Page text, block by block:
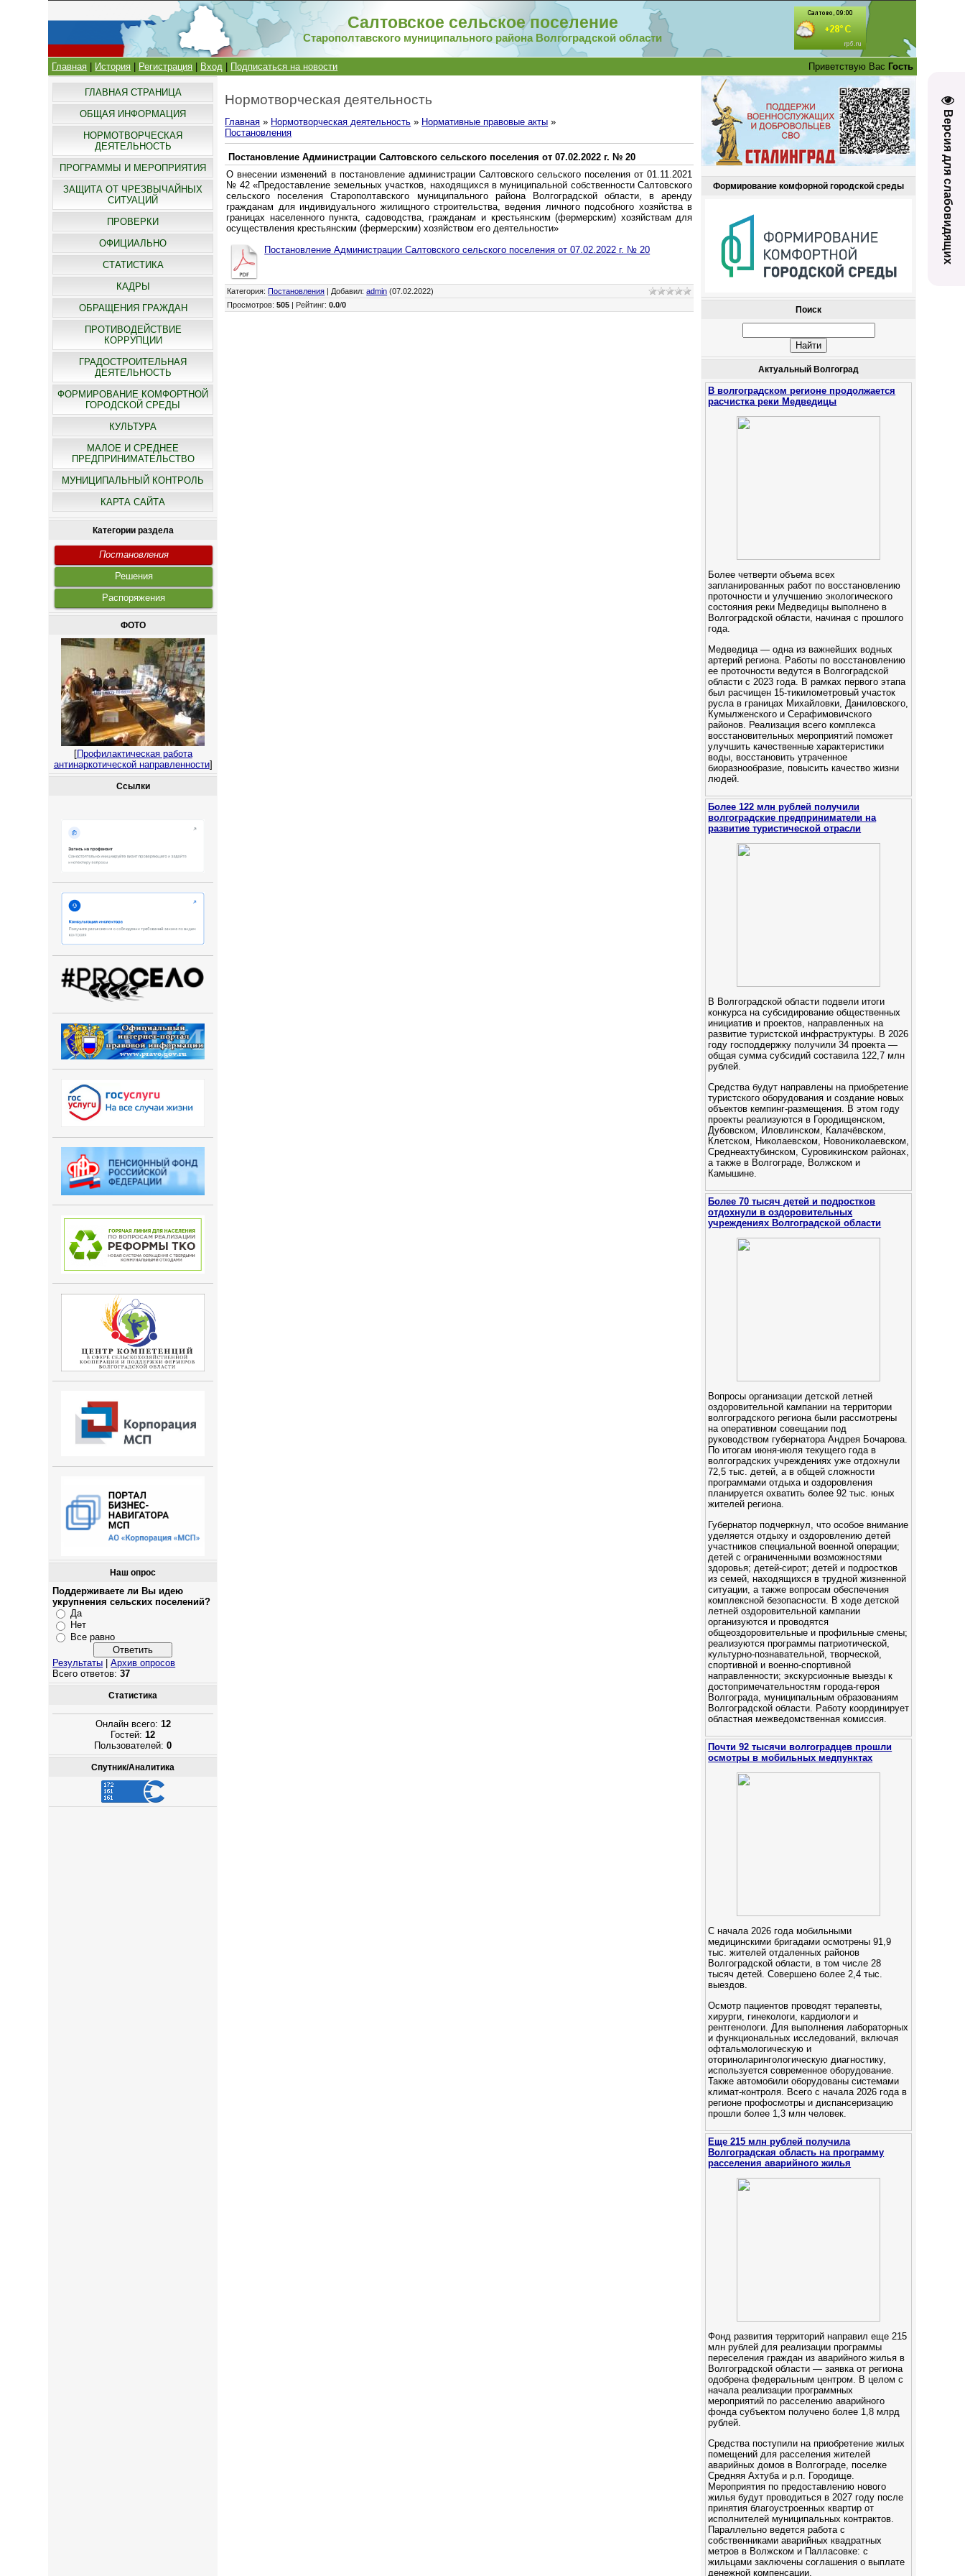
Версия для слабовидящих
Салтовское сельское поселение
Старополтавского муниципального района Волгоградской области
Главная История Регистрация Вход Подписаться на новости Приветствую Вас Гость
ГЛАВНАЯ СТРАНИЦА
ОБЩАЯ ИНФОРМАЦИЯ
НОРМОТВОРЧЕСКАЯ
ДЕЯТЕЛЬНОСТЬ
ПРОГРАММЫ И МЕРОПРИЯТИЯ
ЗАЩИТА ОТ ЧРЕЗВЫЧАЙНЫХ
СИТУАЦИЙ
ПРОВЕРКИ
ОФИЦИАЛЬНО
СТАТИСТИКА
КАДРЫ
ОБРАЩЕНИЯ ГРАЖДАН
ПРОТИВОДЕЙСТВИЕ
КОРРУПЦИИ
ГРАДОСТРОИТЕЛЬНАЯ
ДЕЯТЕЛЬНОСТЬ
ФОРМИРОВАНИЕ КОМФОРТНОЙ
ГОРОДСКОЙ СРЕДЫ
КУЛЬТУРА
МАЛОЕ И СРЕДНЕЕ
ПРЕДПРИНИМАТЕЛЬСТВО
МУНИЦИПАЛЬНЫЙ КОНТРОЛЬ
КАРТА САЙТА
Категории раздела
Постановления
Решения
Распоряжения
ФОТО
[Профилактическая работа
антинаркотической направленности]
Ссылки
Наш опрос
Поддерживаете ли Вы идею
укрупнения сельских поселений?
Да
Нет
Все равно
Результаты |Архив опросов
Всего ответов:37
Статистика
Онлайн всего: 12
Гостей:12
Пользователей:0
Спутник/Аналитика
Нормотворческая деятельность
Главная » Нормотворческая деятельность » Нормативные правовые акты »
Постановления
Постановление Администрации Салтовского сельского поселения от 07.02.2022 г. № 20
О внесении изменений в постановление администрации Салтовского сельского поселения от 01.11.2021
№ 42 «Предоставление земельных участков, находящихся в муниципальной собственности Салтовского
сельского поселения Старополтавского муниципального района Волгоградской области, в аренду
гражданам для индивидуального жилищного строительства, ведения личного подсобного хозяйства в
границах населенного пункта, садоводства, гражданам и крестьянским (фермерским) хозяйствам для
осуществления крестьянским (фермерским) хозяйством его деятельности»
Постановление Администрации Салтовского сельского поселения от 07.02.2022 г. № 20
Категория: Постановления Добавил:admin (07.02.2022)
Просмотров:505 Рейтинг:0.0/0
Формирование комфорной городской среды
Поиск
Актуальный Волгоград
В волгоградском регионе продолжается
расчистка реки Медведицы
Более четверти объема всех
запланированных работ по восстановлению
проточности и улучшению экологического
состояния реки Медведицы выполнено в
Волгоградской области, начиная с прошлого
года.
Медведица — одна из важнейших водных
артерий региона. Работы по восстановлению
ее проточности ведутся в Волгоградской
области с 2023 года. В рамках первого этапа
был расчищен 15-тикилометровый участок
русла в границах Михайловки, Даниловского,
Кумылженского и Серафимовичского
районов. Реализация всего комплекса
восстановительных мероприятий поможет
улучшить качественные характеристики
воды, восстановить утраченное
биоразнообразие, повысить качество жизни
людей.
Более 122 млн рублей получили
волгоградские предприниматели на
развитие туристической отрасли
В Волгоградской области подвели итоги
конкурса на субсидирование общественных
инициатив и проектов, направленных на
развитие туристской инфраструктуры. В 2026
году господдержку получили 34 проекта —
общая сумма субсидий составила 122,7 млн
рублей.
Средства будут направлены на приобретение
туристского оборудования и создание новых
объектов кемпинг‑размещения. В этом году
проекты реализуются в Городищенском,
Дубовском, Иловлинском, Калачёвском,
Клетском, Николаевском, Новониколаевском,
Среднеахтубинском, Суровикинском районах,
а также в Волгограде, Волжском и
Камышине.
Более 70 тысяч детей и подростков
отдохнули в оздоровительных
учреждениях Волгоградской области
Вопросы организации детской летней
оздоровительной кампании на территории
волгоградского региона были рассмотрены
на оперативном совещании под
руководством губернатора Андрея Бочарова.
По итогам июня-июля текущего года в
волгоградских учреждениях уже отдохнули
72,5 тыс. детей, а в общей сложности
программами отдыха и оздоровления
планируется охватить более 92 тыс. юных
жителей региона.
Губернатор подчеркнул, что особое внимание
уделяется отдыху и оздоровлению детей
участников специальной военной операции;
детей с ограниченными возможностями
здоровья; детей-сирот; детей и подростков
из семей, находящихся в трудной жизненной
ситуации, а также вопросам обеспечения
комплексной безопасности. В ходе детской
летней оздоровительной кампании
организуются и проводятся
общеоздоровительные и профильные смены;
реализуются программы патриотической,
культурно-познавательной, творческой,
спортивной и военно-спортивной
направленности; экскурсионные выезды к
достопримечательностям города-героя
Волгограда, муниципальным образованиям
Волгоградской области. Работу координирует
областная межведомственная комиссия.
Почти 92 тысячи волгоградцев прошли
осмотры в мобильных медпунктах
С начала 2026 года мобильными
медицинскими бригадами осмотрены 91,9
тыс. жителей отдаленных районов
Волгоградской области, в том числе 28
тысяч детей. Cовершено более 2,4 тыс.
выездов.
Осмотр пациентов проводят терапевты,
хирурги, гинекологи, кардиологи и
рентгенологи. Для выполнения лабораторных
и функциональных исследований, включая
офтальмологическую и
оториноларингологическую диагностику,
используется современное оборудование.
Также автомобили оборудованы системами
климат-контроля. Всего с начала 2026 года в
регионе профосмотры и диспансеризацию
прошли более 1,3 млн человек.
Еще 215 млн рублей получила
Волгоградская область на программу
расселения аварийного жилья
Фонд развития территорий направил еще 215
млн рублей для реализации программы
переселения граждан из аварийного жилья в
Волгоградской области — заявка от региона
одобрена федеральным центром. В целом с
начала реализации программных
мероприятий по расселению аварийного
фонда субъектом получено более 1,8 млрд
рублей.
Средства поступили на приобретение жилых
помещений для расселения жителей
аварийных домов в Волгограде, поселке
Средняя Ахтуба и р.п. Городище.
Мероприятия по предоставлению нового
жилья будут проводиться в 2027 году после
принятия благоустроенных квартир от
исполнителей муниципальных контрактов.
Параллельно ведется работа с
собственниками аварийных квадратных
метров в Волжском и Палласовке: с
жильцами заключены соглашения о выплате
денежной компенсации.